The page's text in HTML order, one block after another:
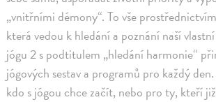
„vnitřními démony“. To vše
která vedou k hledání a poznání naší
jógu 2 s podtitulem „hledání harmonie“
jógových sestav a programů pro každý
kdo s jógou chce začít, nebo pro ty, kteří